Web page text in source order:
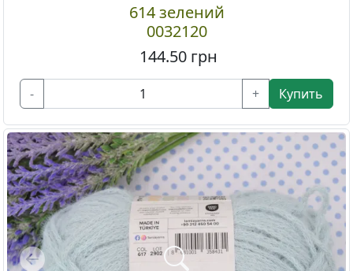
614 зелений
0032120
144.50 грн
- + Купить